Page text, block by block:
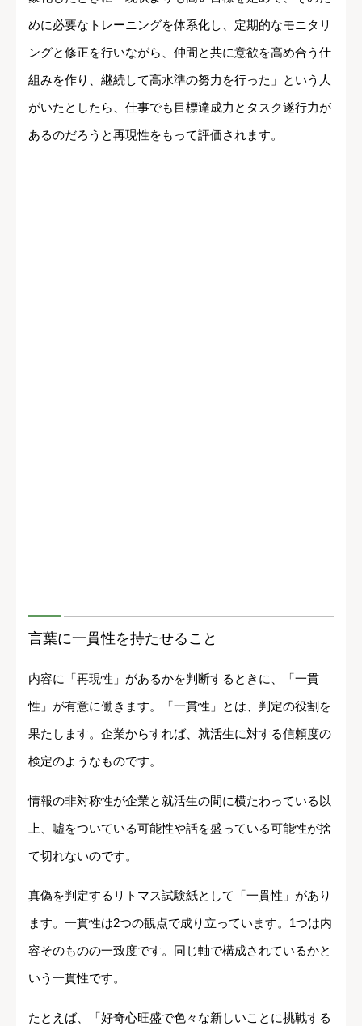
めに必要なトレーニングを体系化し、定期的なモニタリ
ングと修正を行いながら、仲間と共に意欲を高め合う仕
組みを作り、継続して高水準の努力を行った」という人
がいたとしたら、仕事でも目標達成力とタスク遂行力が
あるのだろうと再現性をもって評価されます。
言葉に一貫性を持たせること
内容に「再現性」があるかを判断するときに、「一貫
性」が有意に働きます。「一貫性」とは、判定の役割を
果たします。企業からすれば、就活生に対する信頼度の
検定のようなものです。
情報の非対称性が企業と就活生の間に横たわっている以
上、噓をついている可能性や話を盛っている可能性が捨
て切れないのです。
真偽を判定するリトマス試験紙として「一貫性」があり
ます。一貫性は2つの観点で成り立っています。1つは内
容そのものの一致度です。同じ軸で構成されているかと
いう一貫性です。
たとえば、「好奇心旺盛で色々な新しいことに挑戦する